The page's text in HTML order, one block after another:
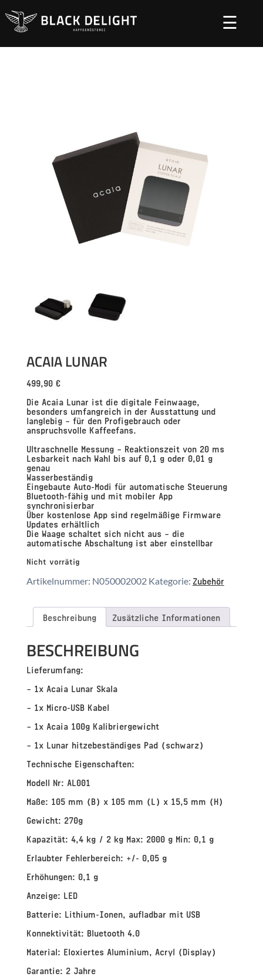
☰
Startseite/Zubehör/ Acaia Lunar
ACAIA LUNAR
499,90 €
Die Acaia Lunar ist die digitale Feinwaage,
besonders umfangreich in der Ausstattung und
langlebig – für den Profigebrauch oder
anspruchsvolle Kaffeefans.
Ultraschnelle Messung – Reaktionszeit von 20 ms
Lesbarkeit nach Wahl bis auf 0,1 g oder 0,01 g
genau
Wasserbeständig
Eingebaute Auto-Modi für automatische Steuerung
Bluetooth-fähig und mit mobiler App
synchronisierbar
Über kostenlose App sind regelmäßige Firmware
Updates erhältlich
Die Waage schaltet sich nicht aus – die
automatische Abschaltung ist aber einstellbar
Nicht vorrätig
Artikelnummer: N050002002 Kategorie: Zubehör
Beschreibung Zusätzliche Informationen
BESCHREIBUNG
Lieferumfang:
– 1x Acaia Lunar Skala
– 1x Micro-USB Kabel
– 1x Acaia 100g Kalibriergewicht
– 1x Lunar hitzebeständiges Pad (schwarz)
Technische Eigenschaften:
Modell Nr: AL001
Maße: 105 mm (B) x 105 mm (L) x 15,5 mm (H)
Gewicht: 270g
Kapazität: 4,4 kg / 2 kg Max: 2000 g Min: 0,1 g
Erlaubter Fehlerbereich: +/- 0,05 g
Erhöhungen: 0,1 g
Anzeige: LED
Batterie: Lithium-Ionen, aufladbar mit USB
Konnektivität: Bluetooth 4.0
Material: Eloxiertes Aluminium, Acryl (Display)
Garantie: 2 Jahre